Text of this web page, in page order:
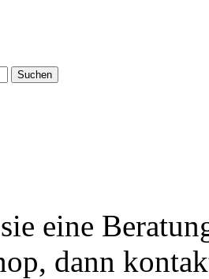
eine
dann